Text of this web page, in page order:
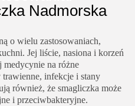
Nadmorska
o wielu zastosowaniach,
Jej liście, nasiona i korzeń
medycynie na różne
infekcje i stany
również, że smagliczka może
i przeciwbakteryjne.